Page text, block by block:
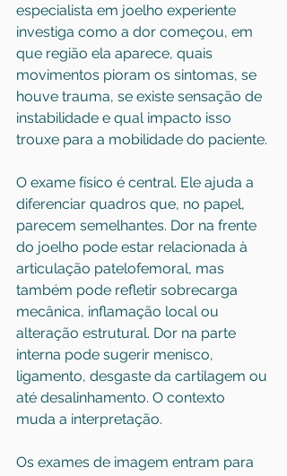
especialista em joelho experiente
investiga como a dor começou, em
que região ela aparece, quais
movimentos pioram os sintomas, se
houve trauma, se existe sensação de
instabilidade e qual impacto isso
trouxe para a mobilidade do paciente.
O exame físico é central. Ele ajuda a
diferenciar quadros que, no papel,
parecem semelhantes. Dor na frente
do joelho pode estar relacionada à
articulação patelofemoral, mas
também pode refletir sobrecarga
mecânica, inflamação local ou
alteração estrutural. Dor na parte
interna pode sugerir menisco,
ligamento, desgaste da cartilagem ou
até desalinhamento. O contexto
muda a interpretação.
Os exames de imagem entram para